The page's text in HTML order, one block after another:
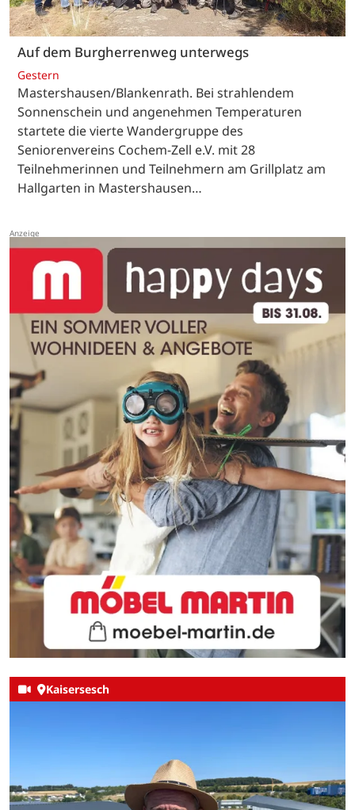
Auf dem Burgherrenweg unterwegs
Gestern
Mastershausen/Blankenrath. Bei strahlendem
Sonnenschein und angenehmen Temperaturen
startete die vierte Wandergruppe des
Seniorenvereins Cochem-Zell e.V. mit 28
Teilnehmerinnen und Teilnehmern am Grillplatz am
Hallgarten in Mastershausen…
Kaisersesch